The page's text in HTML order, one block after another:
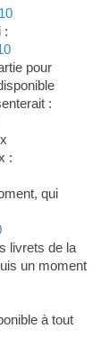
:
pour
:
:
qui
livrets de la
un moment
à tout